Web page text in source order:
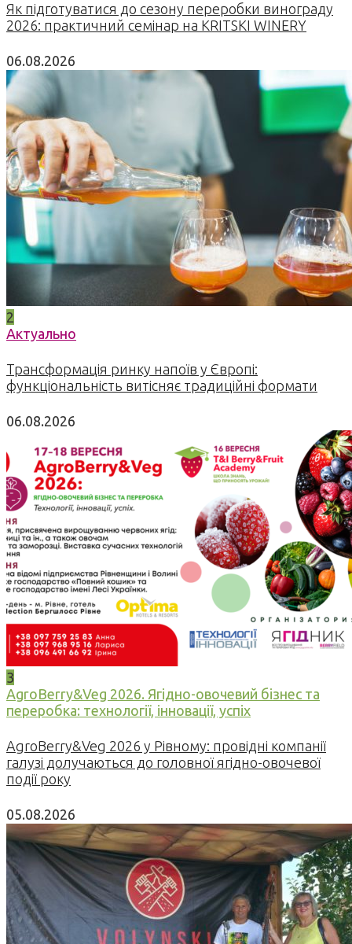
Як підготуватися до сезону переробки винограду
2026: практичний семінар на KRITSKI WINERY
06.08.2026
2
Актуально
Трансформація ринку напоїв у Європі:
функціональність витісняє традиційні формати
06.08.2026
3
AgroBerry&Veg 2026. Ягідно-овочевий бізнес та
переробка: технології, інновації, успіх
AgroBerry&Veg 2026 у Рівному: провідні компанії
галузі долучаються до головної ягідно-овочевої
події року
05.08.2026